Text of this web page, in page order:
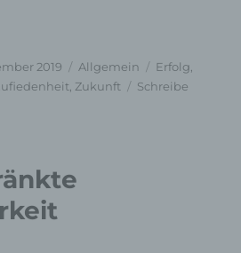
2019 Kategorien
Allgemein Schlagwörter
Erfolg,
Zukunft
Schreibe